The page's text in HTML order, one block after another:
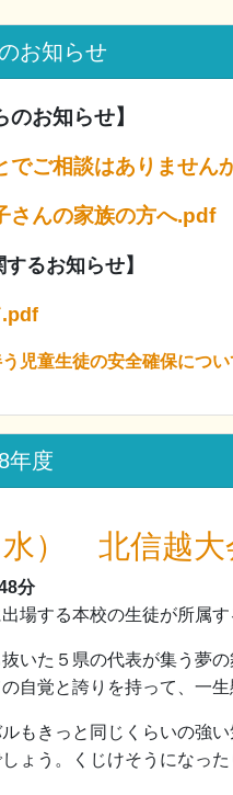
お知らせ
のお知らせ】
でご相談はありません
さんの家族の方へ.pdf
るお知らせ】
.pdf
う児童生徒の安全確保につ
年度
水） 北信越大
分
場する本校の生徒が所属
いた５県の代表が集う夢
自覚と誇りを持って、一
もきっと同じくらいの強
ょう。くじけそうになっ